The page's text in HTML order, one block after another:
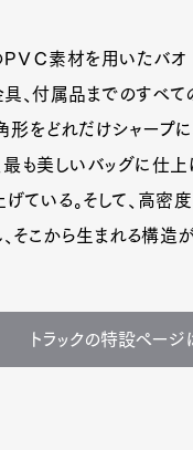
ＰＶＣ素材を用いたバ
、付属品までのすべ
形をどれだけシャープ
も美しいバッグに仕
ている。そして、高密
こから生まれる構造
トラックの特設ページ